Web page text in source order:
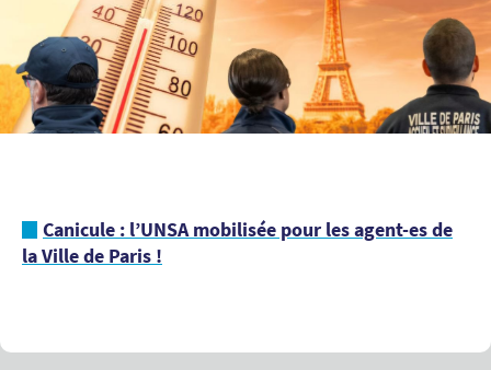
Canicule : l’UNSA mobilisée pour les agent-es de
la Ville de Paris !